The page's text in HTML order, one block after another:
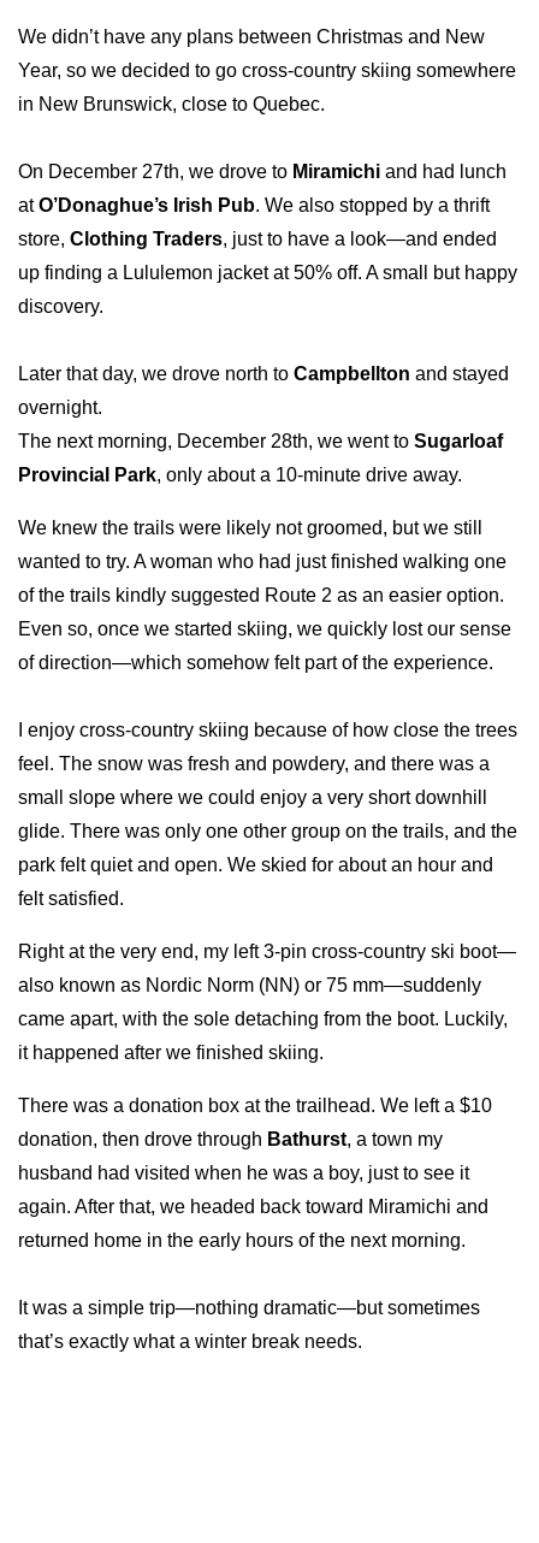
We didn’t have any plans between Christmas and New
Year, so we decided to go cross-country skiing somewhere
in New Brunswick, close to Quebec.
On December 27th, we drove to Miramichi and had lunch
atO’Donaghue’s Irish Pub. We also stopped by a thrift
store, Clothing Traders, just to have a look—and ended
up finding a Lululemon jacket at 50% off. A small but happy
discovery.
Later that day, we drove north to Campbellton and stayed
overnight.
The next morning, December 28th, we went to Sugarloaf
Provincial Park, only about a 10-minute drive away.
We knew the trails were likely not groomed, but we still
wanted to try. A woman who had just finished walking one
of the trails kindly suggested Route 2 as an easier option.
Even so, once we started skiing, we quickly lost our sense
of direction—which somehow felt part of the experience.
I enjoy cross-country skiing because of how close the trees
feel. The snow was fresh and powdery, and there was a
small slope where we could enjoy a very short downhill
glide. There was only one other group on the trails, and the
park felt quiet and open. We skied for about an hour and
felt satisfied.
Right at the very end, my left 3-pin cross-country ski boot—
also known as Nordic Norm (NN) or 75 mm—suddenly
came apart, with the sole detaching from the boot. Luckily,
it happened after we finished skiing.
There was a donation box at the trailhead. We left a $10
donation, then drove through Bathurst, a town my
husband had visited when he was a boy, just to see it
again. After that, we headed back toward Miramichi and
returned home in the early hours of the next morning.
It was a simple trip—nothing dramatic—but sometimes
that’s exactly what a winter break needs.